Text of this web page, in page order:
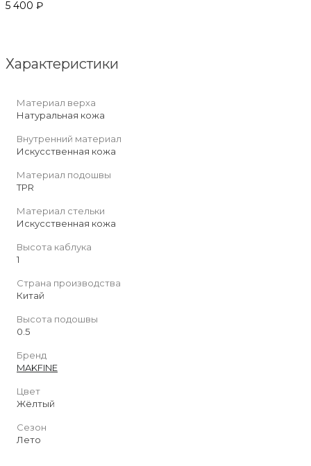
5 400 ₽
Характеристики
Материал верха
Натуральная кожа
Внутренний материал
Искусственная кожа
Материал подошвы
TPR
Материал стельки
Искусственная кожа
Высота каблука
1
Страна производства
Китай
Высота подошвы
0.5
Бренд
MAKFINE
Цвет
Жёлтый
Сезон
Лето